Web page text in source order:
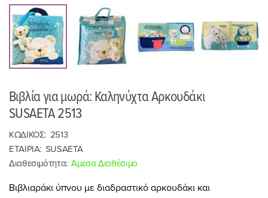
Βιβλία για μωρά: Καληνύχτα Αρκουδάκι
SUSAETA 2513
ΚΩΔΙΚΟΣ: 2513
ΕΤΑΙΡΙΑ: SUSAETA
Διαθεσιμότητα: Άμεσα Διαθέσιμο
Βιβλιαράκι ύπνου με διαδραστικό αρκουδάκι και